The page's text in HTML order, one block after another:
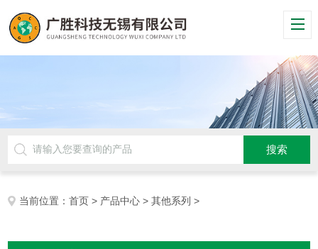
当前位置：首页 > 产品中心 >其他系列 >